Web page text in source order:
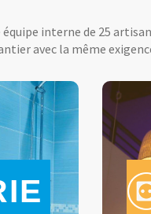
interne de 25
avec la même